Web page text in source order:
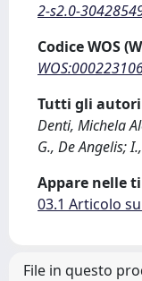
2-s2.0-
Codice WOS
Tutti gli autori
Denti, Michela
G., De Angelis;
Appare nelle
03.1 Articolo
File in questo